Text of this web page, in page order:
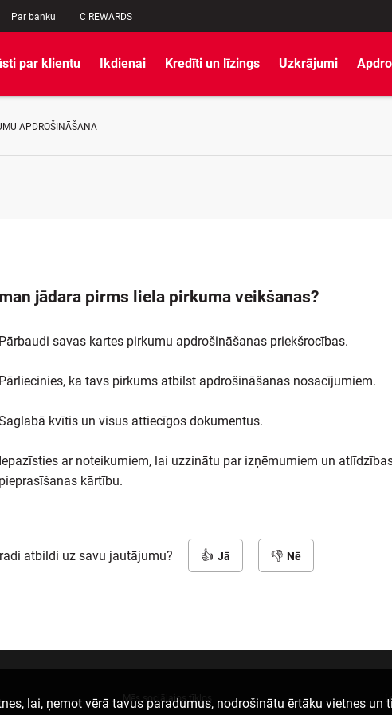
Par banku C REWARDS
par klientu Ikdienai Kredīti un līzings Uzkrājumi
APDROŠINĀŠANA
jādara pirms liela pirkuma veikšanas?
Pārbaudi savas kartes pirkumu apdrošināšanas priekšrocības.
Pārliecinies, ka tavs pirkums atbilst apdrošināšanas nosacījumiem.
kvītis un visus attiecīgos dokumentus.
Iepazīsties ar noteikumiem, lai uzzinātu par izņēmumiem un
pieprasīšanas kārtību.
atbildi uz savu jautājumu? Jā Nē
lai, ņemot vērā tavus paradumus, nodrošinātu ērtāku vietnes un
Mēs sociālajos tīklos